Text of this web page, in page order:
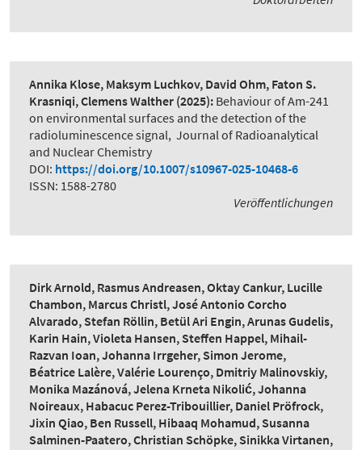
Annika Klose, Maksym Luchkov, David Ohm, Faton S.
Krasniqi, Clemens Walther (2025): Behaviour of Am-241
on environmental surfaces and the detection of the
radioluminescence signal, Journal of Radioanalytical
and Nuclear Chemistry
DOI: https://doi.org/10.1007/s10967-025-10468-6
ISSN: 1588-2780
Veröffentlichungen
Dirk Arnold, Rasmus Andreasen, Oktay Cankur, Lucille
Chambon, Marcus Christl, José Antonio Corcho
Alvarado, Stefan Röllin, Betül Ari Engin, Arunas Gudelis,
Karin Hain, Violeta Hansen, Steffen Happel, Mihail-
Razvan Ioan, Johanna Irrgeher, Simon Jerome,
Béatrice Lalère, Valérie Lourenço, Dmitriy Malinovskiy,
Monika Mazánová, Jelena Krneta Nikolić, Johanna
Noireaux, Habacuc Perez-Tribouillier, Daniel Pröfrock,
Jixin Qiao, Ben Russell, Hibaaq Mohamud, Susanna
Salminen-Paatero, Christian Schöpke, Sinikka Virtanen,